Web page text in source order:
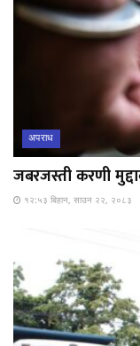
अपराध
जबरजस्ती करणी
१२:५३ बिहान, साउन २२, २०८३